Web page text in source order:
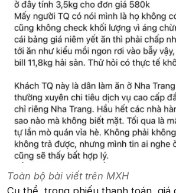
Toàn bộ bài viết trên MXH